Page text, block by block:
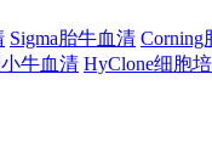
Sigma胎牛血清 Corning
牛血清 HyClone细胞